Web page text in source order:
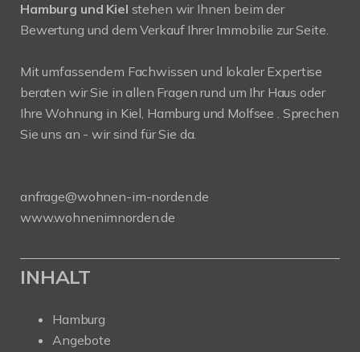
Hamburg und Kiel stehen wir Ihnen beim der
Bewertung und dem Verkauf Ihrer Immobilie zur Seite.
Mit umfassendem Fachwissen und lokaler Expertise
beraten wir Sie in allen Fragen rund um Ihr Haus oder
Ihre Wohnung in Kiel, Hamburg und Molfsee . Sprechen
Sie uns an - wir sind für Sie da.
anfrage@wohnen-im-norden.de
www.wohnenimnorden.de
INHALT
Hamburg
Angebote